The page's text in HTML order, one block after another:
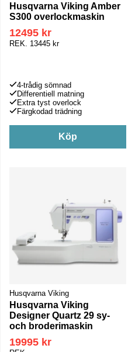
Husqvarna Viking Amber
S300 overlockmaskin
12495 kr
REK. 13445 kr
4-trådig sömnad
Differentiell matning
Extra tyst overlock
Färgkodad trädning
Köp
Husqvarna Viking
Husqvarna Viking
Designer Quartz 29 sy-
och broderimaskin
19995 kr